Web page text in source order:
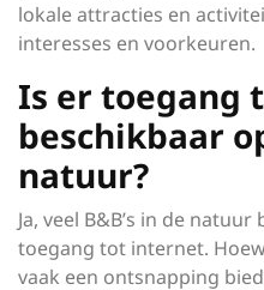
lokale attracties en
interesses en voorkeuren.
Is er toegang
beschikbaar
natuur?
Ja, veel B&B’s in de
toegang tot internet.
vaak een ontsnapping